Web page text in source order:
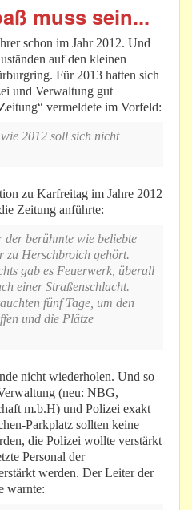
muss sein...
schon im Jahr 2012. Und
auf den kleinen
Für 2013 hatten sich
und Verwaltung gut
vermeldete im Vorfeld:
wie 2012 soll sich nicht
zu Karfreitag im Jahre 2012
Zeitung anführte:
der berühmte wie beliebte
zu Herschbroich gehört.
gab es Feuerwerk, überall
einer Straßenschlacht.
fünf Tage, um den
und die Plätze
nicht wiederholen. Und so
(neu: NBG,
m.b.H) und Polizei exakt
Parkplatz sollten keine
die Polizei wollte verstärkt
Personal der
werden. Der Leiter der
warnte: